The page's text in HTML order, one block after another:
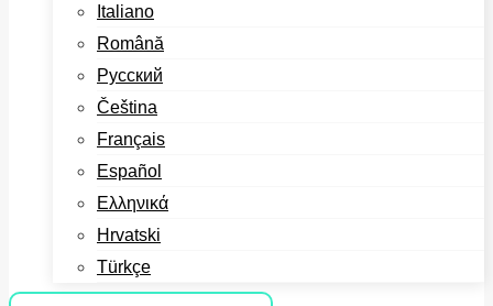
Italiano
Română
Русский
Čeština
Français
Español
Ελληνικά
Hrvatski
Türkçe